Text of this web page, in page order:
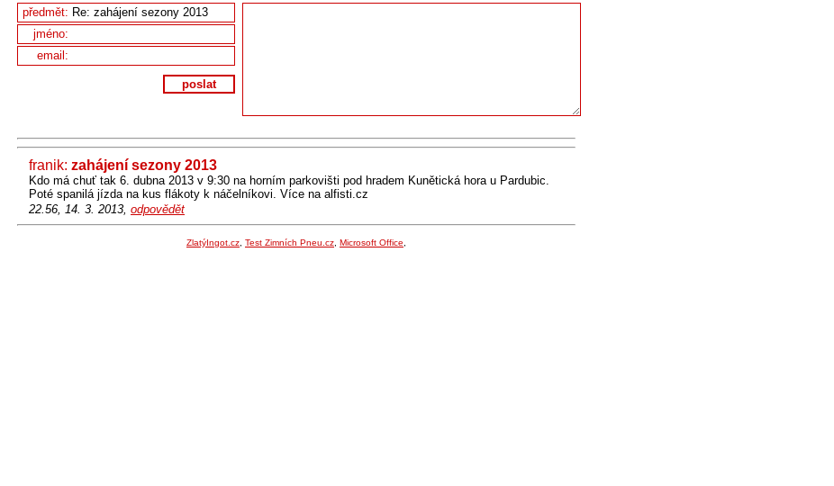
předmět:
jméno:
email:
poslat
franik: zahájení sezony 2013
Kdo má chuť tak 6. dubna 2013 v 9:30 na horním parkovišti pod hradem Kunětická hora u Pardubic.
Poté spanilá jízda na kus flákoty k náčelníkovi. Více na alfisti.cz
22.56, 14. 3. 2013, odpovědět
ZlatýIngot.cz Test Zimních Pneu.cz Microsoft Office